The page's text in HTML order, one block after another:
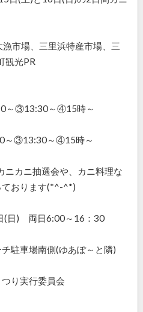
漁市場、三里浜特産市場、三
観光PR
～③13:30～④15時～
～③13:30～④15時～
ニカニ抽選会や、カニ料理な
ております(*^-^*)
(日) 両日6:00～16：30
駐車場南側(ゆあぽ～と隣)
り実行委員会